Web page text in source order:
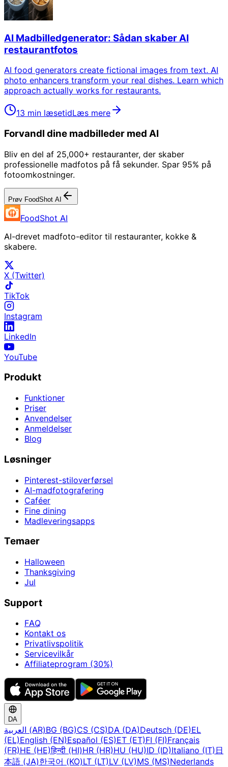
AI Madbilledgenerator: Sådan skaber AI
restaurantfotos
AI food generators create fictional images from text. AI
photo enhancers transform your real dishes. Learn which
approach actually works for restaurants.
13 min læsetidLæs mere
Forvandl dine madbilleder med AI
Bliv en del af 25,000+ restauranter, der skaber
professionelle madfotos på få sekunder. Spar 95% på
fotoomkostninger.
Prøv FoodShot AI
FoodShot AI
AI-drevet madfoto-editor til restauranter, kokke &
skabere.
X (Twitter)
TikTok
Instagram
LinkedIn
YouTube
Produkt
Funktioner
Priser
Anvendelser
Anmeldelser
Blog
Løsninger
Pinterest-stiloverførsel
AI-madfotografering
Caféer
Fine dining
Madleveringsapps
Temaer
Halloween
Thanksgiving
Jul
Support
FAQ
Kontakt os
Privatlivspolitik
Servicevilkår
Affiliateprogram (30%)
DA
العربية (AR)BG (BG)CS (CS)DA (DA)Deutsch (DE)EL
(EL)English (EN)Español (ES)ET (ET)FI (FI)Français
(FR)HE (HE)हिन्दी (HI)HR (HR)HU (HU)ID (ID)Italiano (IT) 日
本語 (JA)한국어 (KO)LT (LT)LV (LV)MS (MS)Nederlands